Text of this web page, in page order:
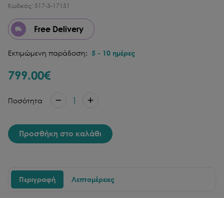
Κωδικός: 517-3-17151
Free Delivery
Εκτιμώμενη παράδοση: 5 - 10 ημέρες
799.00€
Ποσότητα 1
Προσθήκη στο καλάθι
Περιγραφή Λεπτομέρειες